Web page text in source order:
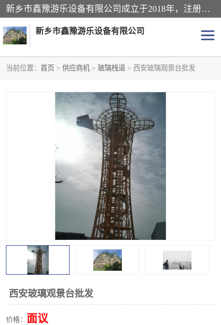
新乡市鑫豫游乐设备有限公司成立于2018年，注册地位于河南省。经营范围包括游乐设备、滑索、滑道、空中自行车、吊桥、拓展器材、攀岩器材、趣桥、悬崖秋千、网红桥、儿童乐园设备、水上乐园设备、丛林穿越设备、音乐呐喊设备、轨道滑车、栈道、玻璃滑道、观景平台、景观包装的设计、制造、销售、安装、维修，景区策划服务。
新乡市鑫豫游乐设备有限公司
当前位置： 首页 > 供应商机 > 玻璃栈道 > 西安玻璃观景台批发
西安玻璃观景台批发
价格： 面议
儿童乐园设备
水上乐园设备
攀岩器材
空中自行车
玻璃滑道
网红桥
拓展器材 丛林穿越设备
玻璃栈道